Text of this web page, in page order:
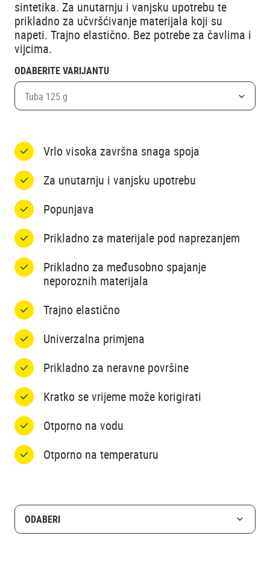
sintetika. Za unutarnju i vanjsku upotrebu te
prikladno za učvršćivanje materijala koji su
napeti. Trajno elastično. Bez potrebe za čavlima i
vijcima.
ODABERITE VARIJANTU
Tuba 125 g
Vrlo visoka završna snaga spoja
Za unutarnju i vanjsku upotrebu
Popunjava
Prikladno za materijale pod naprezanjem
Prikladno za međusobno spajanje
neporoznih materijala
Trajno elastično
Univerzalna primjena
Prikladno za neravne površine
Kratko se vrijeme može korigirati
Otporno na vodu
Otporno na temperaturu
ODABERI